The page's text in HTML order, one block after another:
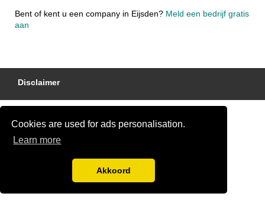
Cookies are used for ads personalisation.
Learn more
Akkoord
Bent of kent u een company in Eijsden? Meld een bedrijf gratis
aan
Disclaimer